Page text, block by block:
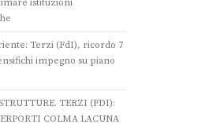
istituzioni
Terzi (FdI), ricordo 7
impegno su piano
TERZI (FDI):
COLMA LACUNA